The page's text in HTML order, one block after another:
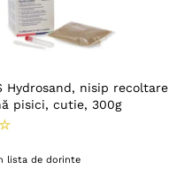
Hydrosand, nisip recoltare
pisici, cutie, 300g
☆
lista de dorinte